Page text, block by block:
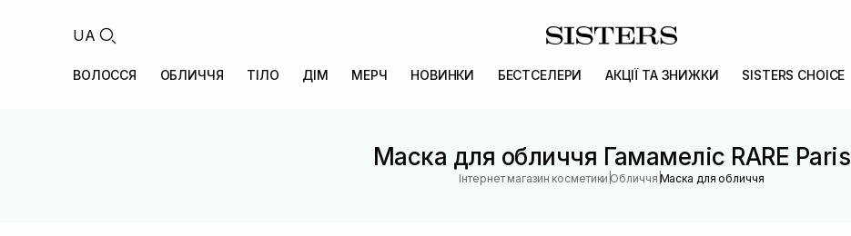
UA
ВОЛОССЯ ОБЛИЧЧЯ ТІЛО ДІМ МЕРЧ НОВИНКИ БЕСТСЕЛЕРИ АКЦІЇ ТА ЗНИЖКИ SISTERS CHOICE
Маска для обличчя Гамамеліс RARE Paris
Інтернет магазин косметики |Обличчя |Маска для обличчя